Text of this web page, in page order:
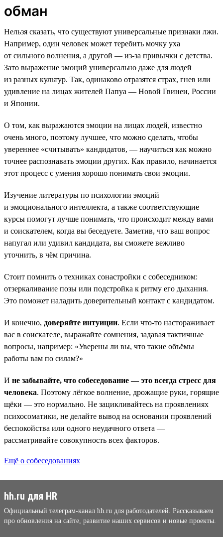
обман
Нельзя сказать, что существуют универсальные признаки лжи.
Например, один человек может теребить мочку уха
от сильного волнения, а другой — из-за привычки с детства.
Зато выражение эмоций универсально даже для людей
из разных культур. Так, одинаково отразятся страх, гнев или
удивление на лицах жителей Папуа — Новой Гвинеи, России
и Японии.
О том, как выражаются эмоции на лицах людей, известно
очень много, поэтому лучшее, что можно сделать, чтобы
увереннее «считывать» кандидатов, — научиться как можно
точнее распознавать эмоции других. Как правило, начинается
этот процесс с умения хорошо понимать свои эмоции.
Изучение литературы по психологии эмоций
и эмоционального интеллекта, а также соответствующие
курсы помогут лучше понимать, что происходит между вами
и соискателем, когда вы беседуете. Заметив, что ваш вопрос
напугал или удивил кандидата, вы сможете вежливо
уточнить, в чём причина.
Стоит помнить о техниках сонастройки с собеседником:
отзеркаливание позы или подстройка к ритму его дыхания.
Это поможет наладить доверительный контакт с кандидатом.
И конечно, доверяйте интуиции. Если что-то настораживает
вас в соискателе, выражайте сомнения, задавая тактичные
вопросы, например: «Уверены ли вы, что такие объёмы
работы вам по силам?»
И не забывайте, что собеседование — это всегда стресс для
человека. Поэтому лёгкое волнение, дрожащие руки, горящие
щёки — это нормально. Не зацикливайтесь на проявлениях
психосоматики, не делайте вывод на основании проявлений
беспокойства или одного неудачного ответа —
рассматривайте совокупность всех факторов.
Ещё о собеседованиях
hh.ru для HR
Официальный телеграм-канал hh.ru для работодателей. Рассказываем
про обновления на сайте, развитие наших сервисов и новые проекты.